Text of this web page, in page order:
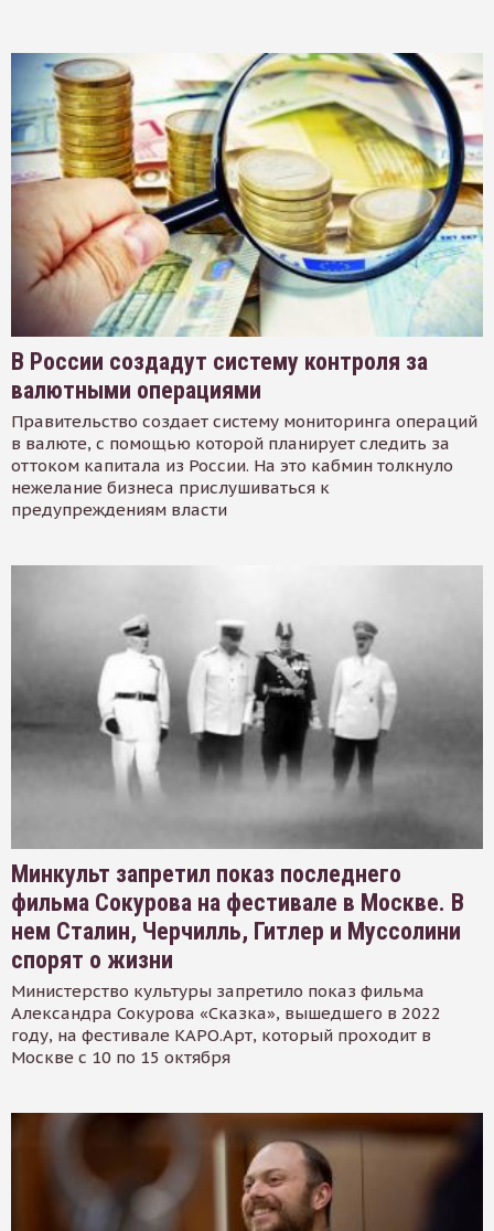
В России создадут систему контроля за
валютными операциями
Правительство создает систему мониторинга операций
в валюте, с помощью которой планирует следить за
оттоком капитала из России. На это кабмин толкнуло
нежелание бизнеса прислушиваться к
предупреждениям власти
Минкульт запретил показ последнего
фильма Сокурова на фестивале в Москве. В
нем Сталин, Черчилль, Гитлер и Муссолини
спорят о жизни
Министерство культуры запретило показ фильма
Александра Сокурова «Сказка», вышедшего в 2022
году, на фестивале КАРО.Арт, который проходит в
Москве с 10 по 15 октября